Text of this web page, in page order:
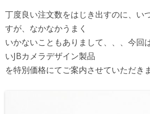
丁度良い注文数をはじき出すのに、い
すが、なかなかうまく
いかないこともありまして、、、今回
いJBカメラデザイン製品
を特別価格にてご案内させていただき